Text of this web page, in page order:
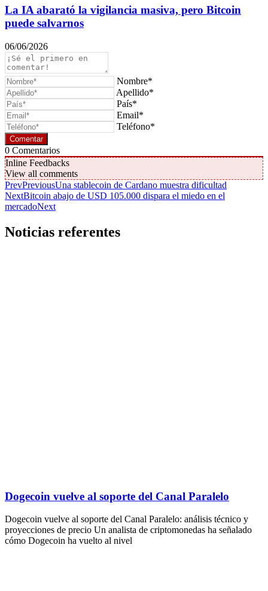
La IA abarató la vigilancia masiva, pero Bitcoin
puede salvarnos
06/06/2026
Nombre*
Apellido*
País*
Email*
Teléfono*
0 Comentarios
Inline Feedbacks
View all comments
PrevPreviousUna stablecoin de Cardano muestra dificultad
NextBitcoin abajo de USD 105.000 dispara el miedo en el
mercadoNext
Noticias referentes
Dogecoin vuelve al soporte del Canal Paralelo
Dogecoin vuelve al soporte del Canal Paralelo: análisis técnico y
proyecciones de precio Un analista de criptomonedas ha señalado
cómo Dogecoin ha vuelto al nivel